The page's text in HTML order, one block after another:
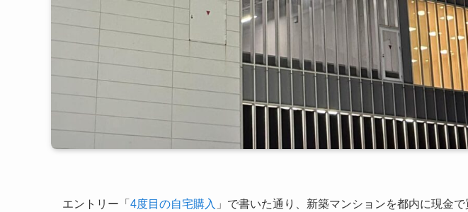
エントリー「 4度目の自宅購入 」で書いた通り、新築マンションを都内に現金で